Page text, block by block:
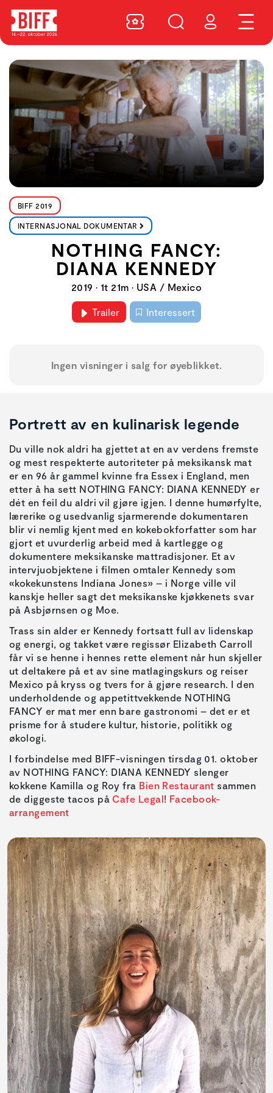
BIFF 2019
INTERNASJONAL DOKUMENTAR
NOTHING FANCY:
DIANA KENNEDY
2019 • 1t 21m • USA / Mexico
Trailer Interessert
Ingen visninger i salg for øyeblikket.
Portrett av en kulinarisk legende
Du ville nok aldri ha gjettet at en av verdens fremste
og mest respekterte autoriteter på meksikansk mat
er en 96 år gammel kvinne fra Essex i England, men
etter å ha sett NOTHING FANCY: DIANA KENNEDY er
dét en feil du aldri vil gjøre igjen. I denne humørfylte,
lærerike og usedvanlig sjarmerende dokumentaren
blir vi nemlig kjent med en kokebokforfatter som har
gjort et uvurderlig arbeid med å kartlegge og
dokumentere meksikanske mattradisjoner. Et av
intervjuobjektene i filmen omtaler Kennedy som
«kokekunstens Indiana Jones» – i Norge ville vil
kanskje heller sagt det meksikanske kjøkkenets svar
på Asbjørnsen og Moe.
Trass sin alder er Kennedy fortsatt full av lidenskap
og energi, og takket være regissør Elizabeth Carroll
får vi se henne i hennes rette element når hun skjeller
ut deltakere på et av sine matlagingskurs og reiser
Mexico på kryss og tvers for å gjøre research. I den
underholdende og appetittvekkende NOTHING
FANCY er mat mer enn bare gastronomi – det er et
prisme for å studere kultur, historie, politikk og
økologi.
I forbindelse med BIFF-visningen tirsdag 01. oktober
av NOTHING FANCY: DIANA KENNEDY slenger
kokkene Kamilla og Roy fra Bien Restaurant sammen
de diggeste tacos på Cafe Legal! Facebook-
arrangement